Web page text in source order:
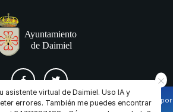
y de terceros para facilitar la navegación por
estadísticos de la navegación de los usuarios.
asistente virtual de Daimiel. Uso IA y
errores. También me puedes encontrar